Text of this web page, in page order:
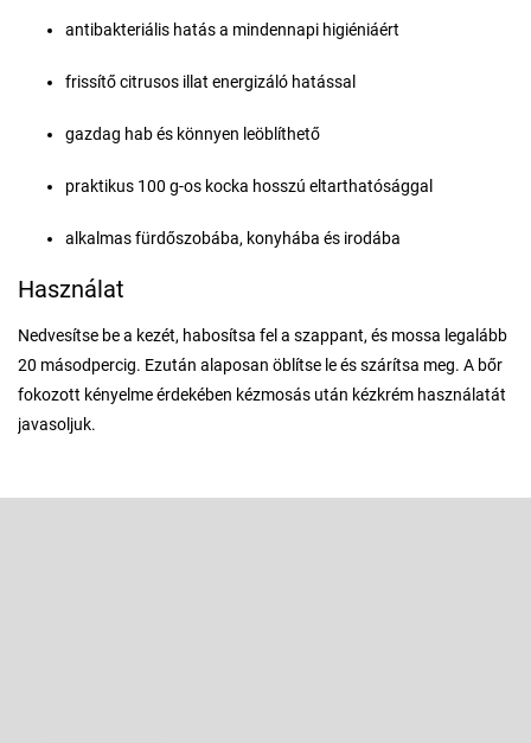
antibakteriális hatás a mindennapi higiéniáért
frissítő citrusos illat energizáló hatással
gazdag hab és könnyen leöblíthető
praktikus 100 g-os kocka hosszú eltarthatósággal
alkalmas fürdőszobába, konyhába és irodába
Használat
Nedvesítse be a kezét, habosítsa fel a szappant, és mossa legalább
20 másodpercig. Ezután alaposan öblítse le és szárítsa meg. A bőr
fokozott kényelme érdekében kézmosás után kézkrém használatát
javasoljuk.